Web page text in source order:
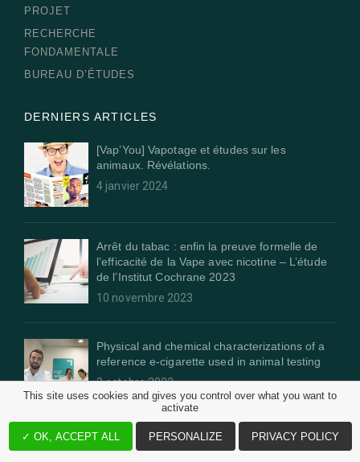
PROJET
RECHERCHE
FONDAMENTALE
BUREAU D’ÉTUDES
DERNIERS ARTICLES
[Vap’You] Vapotage et études sur les
animaux. Révélations.
4 janvier 2024
Arrêt du tabac : enfin la preuve formelle de
l’efficacité de la Vape avec nicotine – L’étude
de l’Institut Cochrane 2023
10 novembre 2023
Physical and chemical characterizations of a
reference e-cigarette used in animal testing
3 octobre 2023
This site uses cookies and gives you control over what you want to
activate
✓ OK, ACCEPT ALL PERSONALIZE PRIVACY POLICY